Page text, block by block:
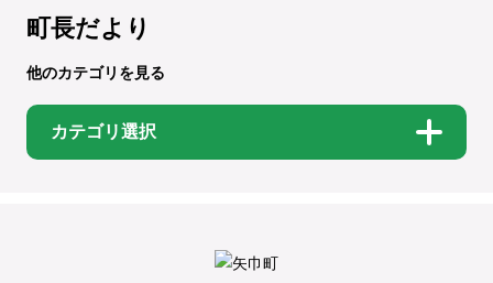
町長だより
他のカテゴリを見る
カテゴリ選択